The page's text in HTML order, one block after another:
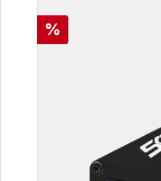
Rabatt
%